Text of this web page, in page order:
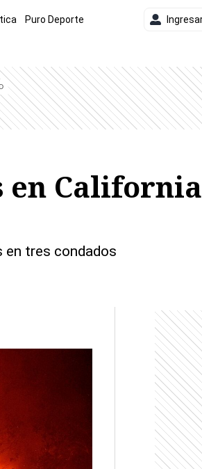
Puro Deporte
en
en tres condados